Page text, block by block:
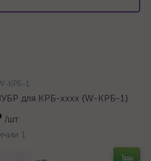
КРБ-1
для КРБ-хххх {W-КРБ-1}
/шт
1